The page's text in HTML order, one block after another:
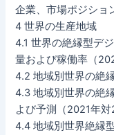
企業、市場ポジショ
4 世界の生産地域
4.1 世界の絶縁型デ
量および稼働率（
4.2 地域別世界の絶
4.3 地域別世界の絶
よび予測（2021年
4.4 地域別世界絶縁